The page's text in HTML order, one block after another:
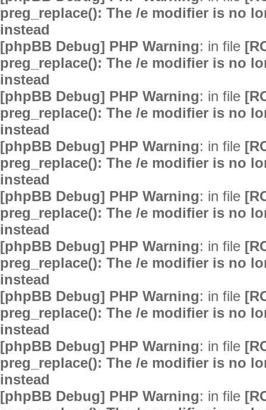
preg_replace(): The /e modifier is no
instead
[phpBB Debug] PHP Warning: in file
preg_replace(): The /e modifier is no
instead
[phpBB Debug] PHP Warning: in file
preg_replace(): The /e modifier is no
instead
[phpBB Debug] PHP Warning: in file
preg_replace(): The /e modifier is no
instead
[phpBB Debug] PHP Warning: in file
preg_replace(): The /e modifier is no
instead
[phpBB Debug] PHP Warning: in file
preg_replace(): The /e modifier is no
instead
[phpBB Debug] PHP Warning: in file
preg_replace(): The /e modifier is no
instead
[phpBB Debug] PHP Warning: in file
preg_replace(): The /e modifier is no
instead
[phpBB Debug] PHP Warning: in file